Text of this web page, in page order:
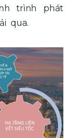
trình phát
qua.